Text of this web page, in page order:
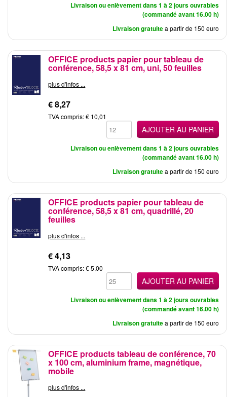
Livraison ou enlèvement dans 1 à 2 jours ouvrables
(commandé avant 16.00 h)
Livraison gratuitea partir de 150 euro
OFFICE products papier pour tableau de
conférence, 58,5 x 81 cm, uni, 50 feuilles
plus d'infos ...
€ 8,27
TVA compris: € 10,01
AJOUTER AU PANIER
Livraison ou enlèvement dans 1 à 2 jours ouvrables
(commandé avant 16.00 h)
Livraison gratuitea partir de 150 euro
OFFICE products papier pour tableau de
conférence, 58,5 x 81 cm, quadrillé, 20
feuilles
plus d'infos ...
€ 4,13
TVA compris: € 5,00
AJOUTER AU PANIER
Livraison ou enlèvement dans 1 à 2 jours ouvrables
(commandé avant 16.00 h)
Livraison gratuitea partir de 150 euro
OFFICE products tableau de conférence, 70
x 100 cm, aluminium frame, magnétique,
mobile
plus d'infos ...